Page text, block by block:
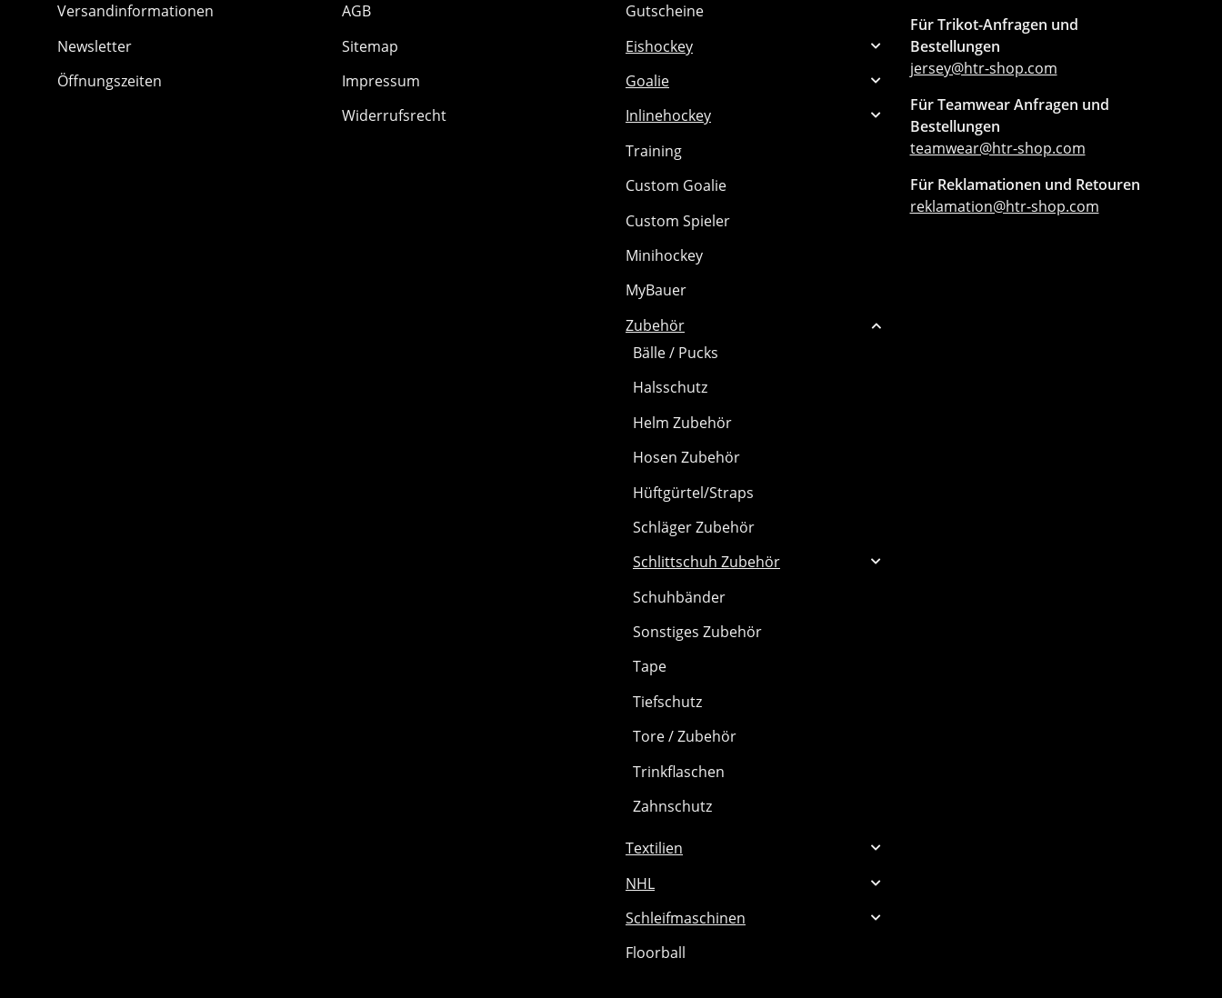
Versandinformationen
Newsletter
Öffnungszeiten
AGB
Sitemap
Impressum
Widerrufsrecht
Gutscheine
Eishockey
Goalie
Inlinehockey
Training
Custom Goalie
Custom Spieler
Minihockey
MyBauer
Zubehör
Bälle / Pucks
Halsschutz
Helm Zubehör
Hosen Zubehör
Hüftgürtel/Straps
Schläger Zubehör
Schlittschuh Zubehör
Schuhbänder
Sonstiges Zubehör
Tape
Tiefschutz
Tore / Zubehör
Trinkflaschen
Zahnschutz
Textilien
NHL
Schleifmaschinen
Floorball
Für Trikot-Anfragen und
Bestellungen
jersey@htr-shop.com
Für Teamwear Anfragen und
Bestellungen
teamwear@htr-shop.com
Für Reklamationen und Retouren
reklamation@htr-shop.com